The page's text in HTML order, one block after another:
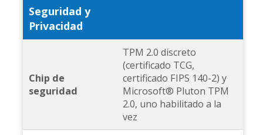
Seguridad y
Privacidad
Chip de
seguridad
TPM 2.0 discreto
(certificado TCG,
certificado FIPS 140-2) y
Microsoft® Pluton TPM
2.0, uno habilitado a la
vez